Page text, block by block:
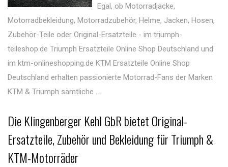
Egal, ob Motorradjacke,
Motorradbekleidung, Motorradzubehör, Helme, Jacken, Hosen,
Zubehör-Teile oder Original-Ersatzteile - im triumph-
teileshop.de Triumph Ersatzteile Online Shop Deutschland und
im ktm-onlineshopping.de KTM Ersatzteile Online Shop
Deutschland erhalten passionierte Motorrad-Fans der Marken
KTM & Triumph sämtliche ...
Die Klingenberger Kehl GbR bietet Original-
Ersatzteile, Zubehör und Bekleidung für Triumph &
KTM-Motorräder